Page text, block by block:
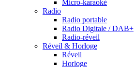
Micro-karaoké
Radio
Radio portable
Radio Digitale / DAB+
Radio-réveil
Réveil & Horloge
Réveil
Horloge